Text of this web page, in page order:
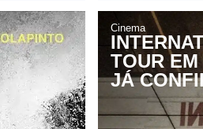
Cinema
TOUR
JÁ